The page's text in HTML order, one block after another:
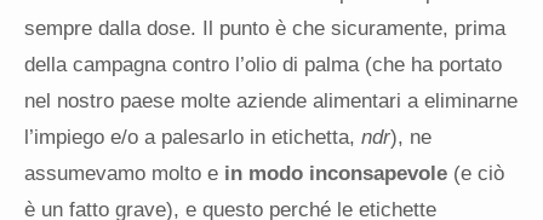
sempre dalla dose. Il punto è che sicuramente, prima
della campagna contro l’olio di palma (che ha portato
nel nostro paese molte aziende alimentari a eliminarne
l’impiego e/o a palesarlo in etichetta, ndr), ne
assumevamo molto e in modo inconsapevole (e ciò
è un fatto grave), e questo perché le etichette